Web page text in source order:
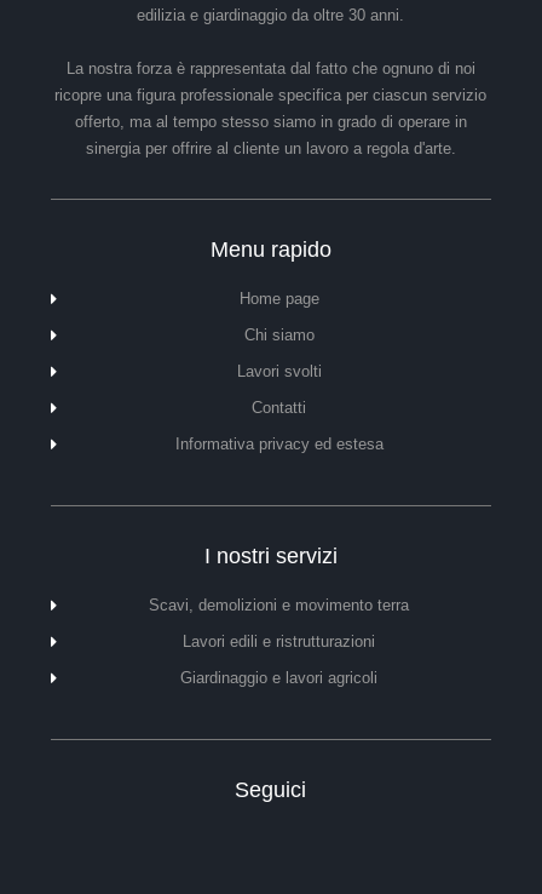
edilizia e giardinaggio da oltre 30 anni.
La nostra forza è rappresentata dal fatto che ognuno di noi
ricopre una figura professionale specifica per ciascun servizio
offerto, ma al tempo stesso siamo in grado di operare in
sinergia per offrire al cliente un lavoro a regola d'arte.
Menu rapido
Home page
Chi siamo
Lavori svolti
Contatti
Informativa privacy ed estesa
I nostri servizi
Scavi, demolizioni e movimento terra
Lavori edili e ristrutturazioni
Giardinaggio e lavori agricoli
Seguici